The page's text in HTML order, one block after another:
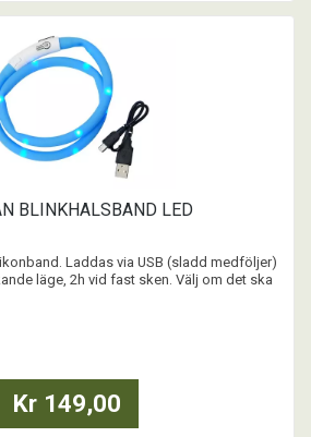
BLINKHALSBAND LED
Laddas via USB (sladd medföljer)
läge, 2h vid fast sken. Välj om det ska
Kr 149,00